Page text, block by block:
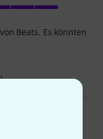
Beats. Es könnten